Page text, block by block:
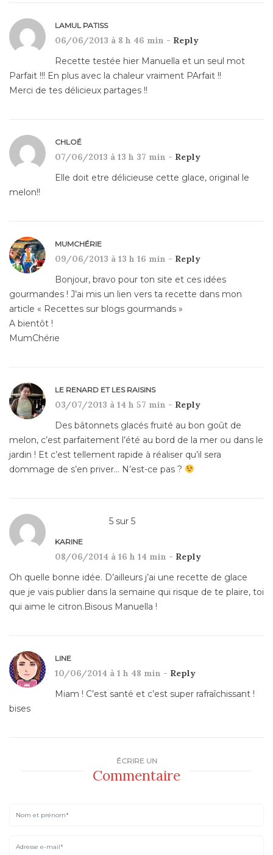
LAMUL PATISS
06/06/2013 à 8 h 46 min - Reply
Recette testée hier Manuella et un seul mot
Parfait !!! En plus avec la chaleur vraiment PArfait !!
Merci de tes délicieux partages !!
CHLOÉ
07/06/2013 à 13 h 37 min - Reply
Elle doit etre délicieuse cette glace, original le
melon!!
MUMCHÉRIE
09/06/2013 à 13 h 16 min - Reply
Bonjour, bravo pour ton site et ces idées
gourmandes ! J’ai mis un lien vers ta recette dans mon
article « Recettes sur blogs gourmands »
A bientôt !
MumChérie
LE RENARD ET LES RAISINS
03/07/2013 à 14 h 57 min - Reply
Des bâtonnets glacés fruité au bon goût de
melon, c’est parfaitement l’été au bord de la mer ou dans le
jardin ! Et c’est tellement rapide à réaliser qu’il sera
dommage de s’en priver… N’est-ce pas ?
5 sur 5
KARINE
08/06/2014 à 16 h 14 min - Reply
Oh quelle bonne idée. D’ailleurs j’ai une recette de glace
que je vais publier dans la semaine qui risque de te plaire, toi
qui aime le citron.Bisous Manuella !
LINE
10/06/2014 à 1 h 48 min - Reply
Miam ! C’est santé et c’est super rafraîchissant !
bises
ÉCRIRE UN
Commentaire